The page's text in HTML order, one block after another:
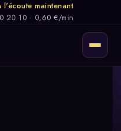
l'écoute maintenant
20 10 · 0,60 €/min